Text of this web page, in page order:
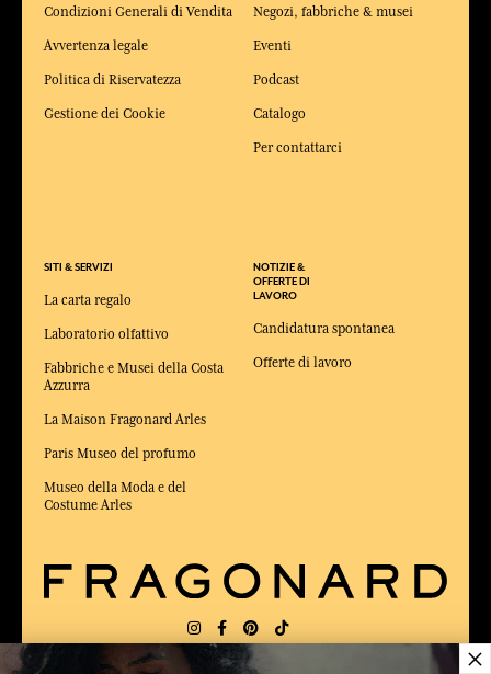
Condizioni Generali di Vendita
Avvertenza legale
Politica di Riservatezza
Gestione dei Cookie
SITI & SERVIZI
La carta regalo
Laboratorio olfattivo
Fabbriche e Musei della Costa
Azzurra
La Maison Fragonard Arles
Paris Museo del profumo
Museo della Moda e del
Costume Arles
Negozi, fabbriche & musei
Eventi
Podcast
Catalogo
Per contattarci
NOTIZIE &
OFFERTE DI
LAVORO
Candidatura spontanea
Offerte di lavoro
×